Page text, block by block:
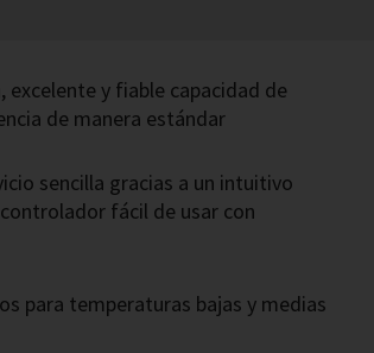
y fiable capacidad de
de manera estándar
sencilla gracias a un intuitivo
fácil de usar con
para temperaturas bajas y medias